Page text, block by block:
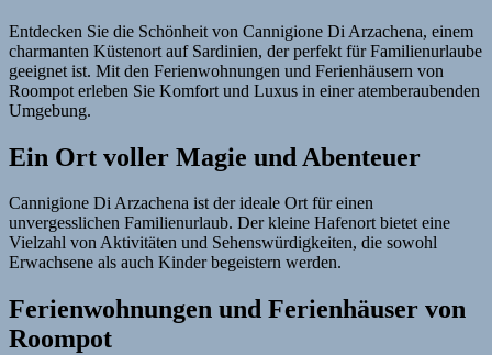
Entdecken Sie die Schönheit von Cannigione Di Arzachena, einem
charmanten Küstenort auf Sardinien, der perfekt für Familienurlaube
geeignet ist. Mit den Ferienwohnungen und Ferienhäusern von
Roompot erleben Sie Komfort und Luxus in einer atemberaubenden
Umgebung.
Ein Ort voller Magie und Abenteuer
Cannigione Di Arzachena ist der ideale Ort für einen
unvergesslichen Familienurlaub. Der kleine Hafenort bietet eine
Vielzahl von Aktivitäten und Sehenswürdigkeiten, die sowohl
Erwachsene als auch Kinder begeistern werden.
Ferienwohnungen und Ferienhäuser von
Roompot